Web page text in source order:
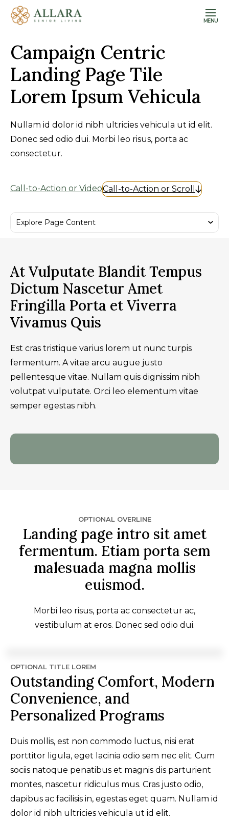
MENU
Campaign Centric
Landing Page Tile
Lorem Ipsum Vehicula
Nullam id dolor id nibh ultricies vehicula ut id elit.
Donec sed odio dui. Morbi leo risus, porta ac
consectetur.
Call-to-Action or VideoCall-to-Action or Scroll
At Vulputate Blandit Tempus
Dictum Nascetur Amet
Fringilla Porta et Viverra
Vivamus Quis
Est cras tristique varius lorem ut nunc turpis
fermentum. A vitae arcu augue justo
pellentesque vitae. Nullam quis dignissim nibh
volutpat vulputate. Orci leo elementum vitae
semper egestas nibh.
OPTIONAL OVERLINE
Landing page intro sit amet
fermentum. Etiam porta sem
malesuada magna mollis
euismod.
Morbi leo risus, porta ac consectetur ac,
vestibulum at eros. Donec sed odio dui.
OPTIONAL TITLE LOREM
Outstanding Comfort, Modern
Convenience, and
Personalized Programs
Duis mollis, est non commodo luctus, nisi erat
porttitor ligula, eget lacinia odio sem nec elit. Cum
sociis natoque penatibus et magnis dis parturient
montes, nascetur ridiculus mus. Cras justo odio,
dapibus ac facilisis in, egestas eget quam. Nullam id
dolor id nibh ultricies vehicula ut id elit.